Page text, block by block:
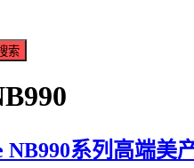
索
NB990系列高端美